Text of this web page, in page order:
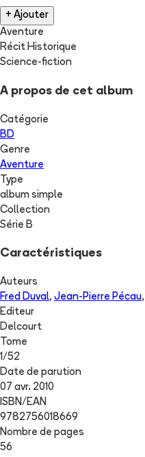
+ Ajouter
Aventure
Récit Historique
Science-fiction
A propos de cet album
Catégorie
BD
Genre
Aventure
Type
album simple
Collection
Série B
Caractéristiques
Auteurs
Fred Duval, Jean-Pierre Pécau,
Editeur
Delcourt
Tome
1/52
Date de parution
07 avr. 2010
ISBN/EAN
9782756018669
Nombre de pages
56